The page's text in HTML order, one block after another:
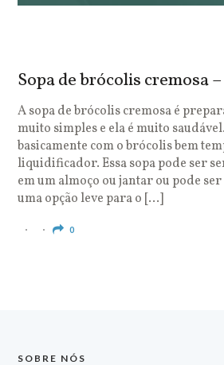
Sopa de brócolis cremosa
A sopa de brócolis cremosa é
muito simples e ela é muito
basicamente com o brócolis bem
liquidificador. Essa sopa pode ser
em um almoço ou jantar ou pode
uma opção leve para o […]
0
SOBRE NÓS